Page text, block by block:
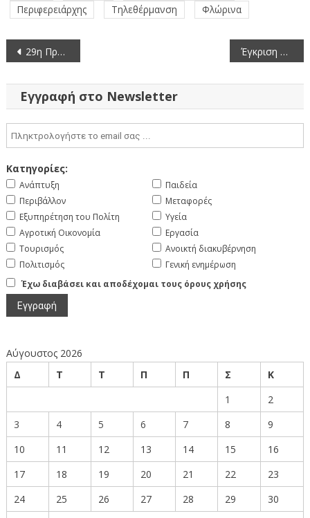
Περιφερειάρχης
Τηλεθέρμανση Φλώρινα
Πλοήγηση
άρθρων
29η Πρόσκληση σε συνεδρίαση της Οικονομικής Επιτροπής της Περιφέρειας Δυτικής Μακεδονίας με τηλεδιάσκεψη (1-6-2021) Έγκριση υποβολής προτάσεων στο πλαίσιο του Προγράμματος «Αντώνης Τρίτσης» και του ΠΕΠ Δυτικής Μακεδονίας
Εγγραφή στο Newsletter
Κατηγορίες:
Ανάπτυξη
Περιβάλλον
Εξυπηρέτηση του Πολίτη
Αγροτική Οικονομία
Τουρισμός
Πολιτισμός
Παιδεία
Μεταφορές
Υγεία
Εργασία
Ανοικτή διακυβέρνηση
Γενική ενημέρωση
Έχω διαβάσει και αποδέχομαι τους όρους χρήσης
Αύγουστος 2026
Δ
Τ Τ Π Π Σ
Κ
1
2
3
4 5 6 7 8
9
10
11 12 13 14 15
16
17
18 19 20 21 22
23
24
25 26 27 28 29
30